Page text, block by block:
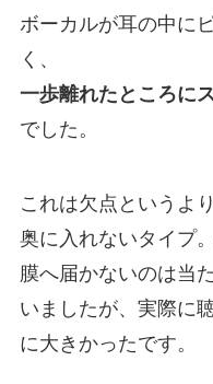
ボーカルが耳の中に
く、
一歩離れたところに
でした。
これは欠点というよ
奥に入れないタイプ
膜へ届かないのは当
いましたが、実際に
に大きかったです。